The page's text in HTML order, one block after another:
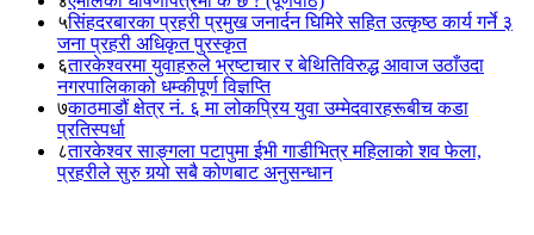
५सिंहदरबारका प्रहरी प्रमुख जनार्दन घिमिरे सहित उत्कृष्ठ कार्य गर्ने ३
जना प्रहरी अधिकृत पुरस्कृत
६तारकेश्वरमा युवाहरुले भ्रष्टाचार र बेथितिविरुद्ध आवाज उठाँउदा
नगरपालिकाको धम्कीपूर्ण विज्ञप्ति
७काठमाडौं क्षेत्र नं. ६ मा लोकप्रिय युवा उम्मेदवारहरूबीच कडा
प्रतिस्पर्धा
८तारकेश्वर साङ्गला पटापुमा ईभी गाडीभित्र महिलाको शव फेला,
प्रहरीले सुरु गर्‍यो सबै कोणबाट अनुसन्धान